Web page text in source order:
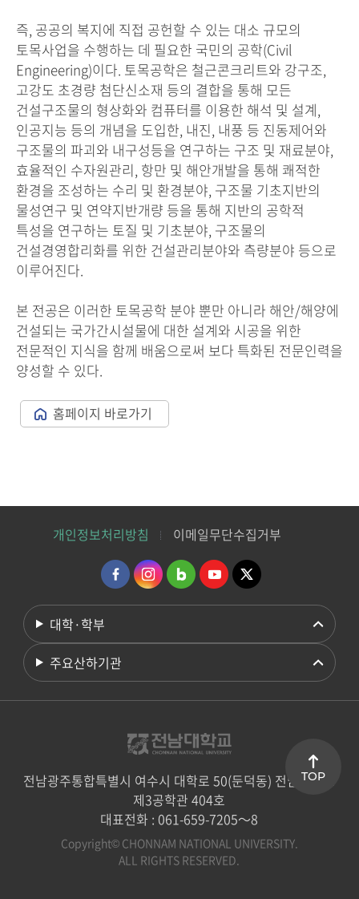
즉, 공공의 복지에 직접 공헌할 수 있는 대소 규모의
토목사업을 수행하는 데 필요한 국민의 공학(Civil
Engineering)이다. 토목공학은 철근콘크리트와 강구조,
고강도 초경량 첨단신소재 등의 결합을 통해 모든
건설구조물의 형상화와 컴퓨터를 이용한 해석 및 설계,
인공지능 등의 개념을 도입한, 내진, 내풍 등 진동제어와
구조물의 파괴와 내구성등을 연구하는 구조 및 재료분야,
효율적인 수자원관리, 항만 및 해안개발을 통해 쾌적한
환경을 조성하는 수리 및 환경분야, 구조물 기초지반의
물성연구 및 연약지반개량 등을 통해 지반의 공학적
특성을 연구하는 토질 및 기초분야, 구조물의
건설경영합리화를 위한 건설관리분야와 측량분야 등으로
이루어진다.
본 전공은 이러한 토목공학 분야 뿐만 아니라 해안/해양에
건설되는 국가간시설물에 대한 설계와 시공을 위한
전문적인 지식을 함께 배움으로써 보다 특화된 전문인력을
양성할 수 있다.
홈페이지 바로가기
개인정보처리방침 이메일무단수집거부
대학·학부
주요산하기관
전남광주통합특별시 여수시 대학로 50(둔덕동) 전남대학교
제3공학관 404호
대표전화 : 061-659-7205～8
Copyright© CHONNAM NATIONAL UNIVERSITY.
ALL RIGHTS RESERVED.
TOP